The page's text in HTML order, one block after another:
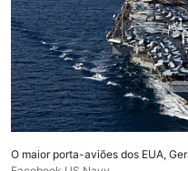
O maior porta-aviões dos EUA,